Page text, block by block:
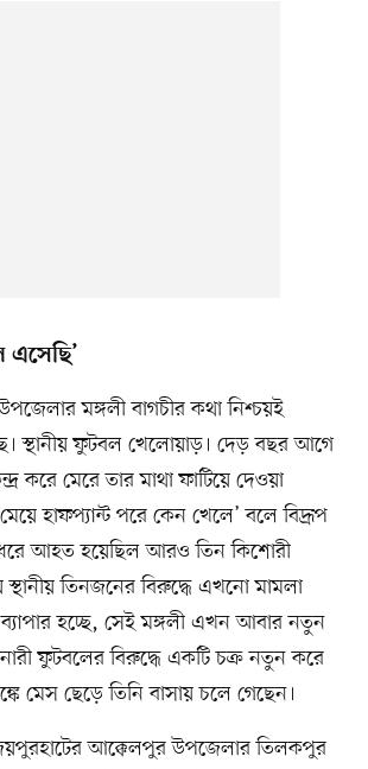
এসেছি’
মঙ্গলী বাগচীর কথা নিশ্চয়ই
স্থানীয় ফুটবল খেলোয়াড়। দেড় বছর আগে
করে মেরে তার মাথা ফাটিয়ে দেওয়া
হাফপ্যান্ট পরে কেন খেলে’ বলে বিদ্রূপ
আহত হয়েছিল আরও তিন কিশোরী
তিনজনের বিরুদ্ধে এখনো মামলা
হচ্ছে, সেই মঙ্গলী এখন আবার নতুন
ফুটবলের বিরুদ্ধে একটি চক্র নতুন করে
মেস ছেড়ে তিনি বাসায় চলে গেছেন।
আক্কেলপুর উপজেলার তিলকপুর